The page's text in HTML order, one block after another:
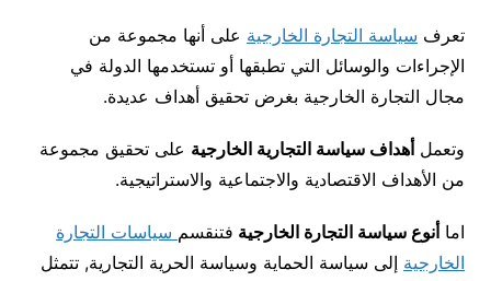
تعرف سياسة التجارة الخارجية على أنها مجموعة من
الإجراءات والوسائل التي تطبقها أو تستخدمها الدولة في
مجال التجارة الخارجية بغرض تحقيق أهداف عديدة.
وتعمل أهداف سياسة التجارية الخارجية على تحقيق مجموعة
من الأهداف الاقتصادية والاجتماعية والاستراتيجية.
اما أنوع سياسة التجارة الخارجية فتنقسم سياسات التجارة
الخارجية إلى سياسة الحماية وسياسة الحرية التجارية, تتمثل